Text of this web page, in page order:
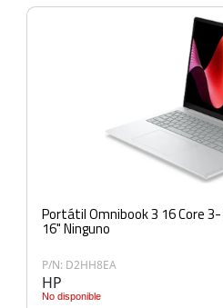
Portátil Omnibook 3 16 Core 3-
16" Ninguno
P/N: D2HH8EA
HP
No disponible